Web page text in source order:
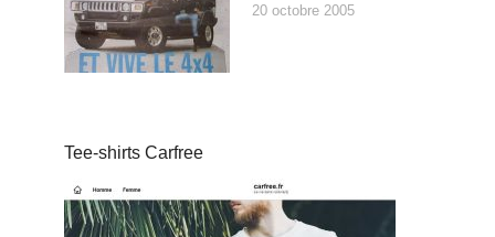
20 octobre 2005
Tee-shirts Carfree